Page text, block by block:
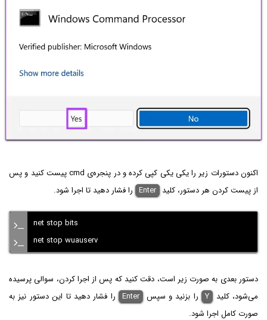
اکنون دستورات زیر را یکی یکی کپی کرده و در پنجره‌ی cmd پیست کنید و پس
از پیست کردن هر دستور، کلید Enter را فشار دهید تا اجرا شود.
net stop bits
net stop wuauserv
دستور بعدی به صورت زیر است، دقت کنید که پس از اجرا کردن، سوالی پرسیده
می‌شود، کلید Y را بزنید و سپس Enter را فشار دهید تا این دستور نیز به
صورت کامل اجرا شود.